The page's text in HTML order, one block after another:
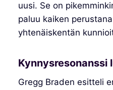
uusi. Se on
paluu kaiken
yhtenäiskentän
Kynnysresonanssi
Gregg Braden esitteli